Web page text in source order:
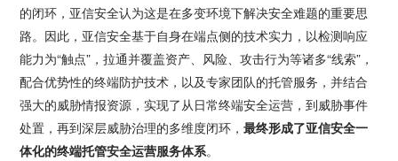
的闭环，亚信安全认为这是在多变环境下解决安全难题的重要思
路。因此，亚信安全基于自身在端点侧的技术实力，以检测响应
能力为“触点”，拉通并覆盖资产、风险、攻击行为等诸多“线索”，
配合优势性的终端防护技术，以及专家团队的托管服务，并结合
强大的威胁情报资源，实现了从日常终端安全运营，到威胁事件
处置，再到深层威胁治理的多维度闭环，最终形成了亚信安全一
体化的终端托管安全运营服务体系。